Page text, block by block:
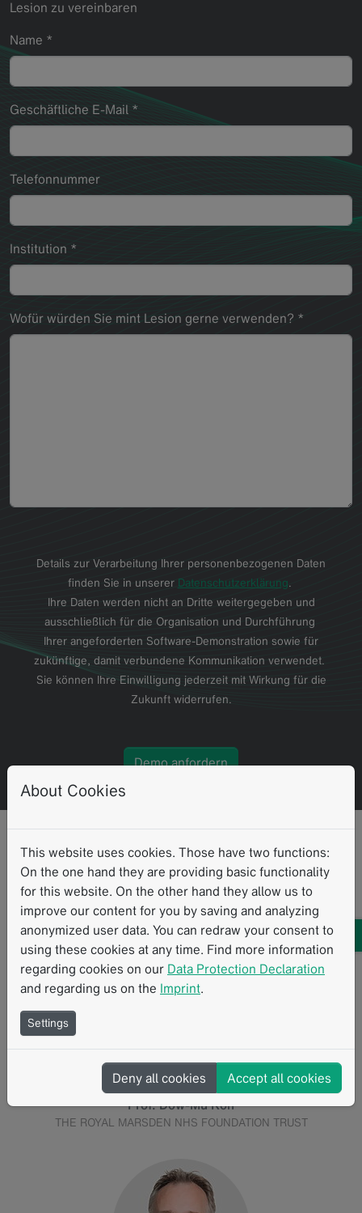
Lesion zu vereinbaren
Name *
Geschäftliche E-Mail *
Telefonnummer
Institution *
Wofür würden Sie mint Lesion gerne verwenden? *
Details zur Verarbeitung Ihrer personenbezogenen Daten
finden Sie in unserer Datenschutzerklärung.
Ihre Daten werden nicht an Dritte weitergegeben und
ausschließlich für die Organisation und Durchführung
Ihrer angeforderten Software-Demonstration sowie für
zukünftige, damit verbundene Kommunikation verwendet.
Sie können Ihre Einwilligung jederzeit mit Wirkung für die
Zukunft widerrufen.
Demo anfordern
mint Lesion™ ist eine herausragende Software, die die
leitliniengestützte onkologische Befundung erleichtert und
die Tumorverlaufskontrolle optimiert. Ihre Funktionsweise
und Vielseitigkeit hilft dem Radiologen dabei, bessere
Arbeit zu leisten.
Prof. Dow-Mu Koh
THE ROYAL MARSDEN NHS FOUNDATION TRUST
About Cookies
This website uses cookies. Those have two functions:
On the one hand they are providing basic functionality
for this website. On the other hand they allow us to
improve our content for you by saving and analyzing
anonymized user data. You can redraw your consent to
using these cookies at any time. Find more information
regarding cookies on our Data Protection Declaration
and regarding us on the Imprint.
Settings
Deny all cookies Accept all cookies